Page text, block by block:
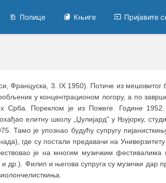
Полице Књиге Пријавите
Француска, 3. IX 1950). Потиче из мешовитог
у концентрационом логору, а по
Срба. Пореклом је из Пожеге. Године
елитну школу „Џулијард" у Њујорку,
Тамо је упознао будућу супругу
где су постали предавачи на Универзитету
је на многим музичким
др.). Филип и његова супруга су музички дар